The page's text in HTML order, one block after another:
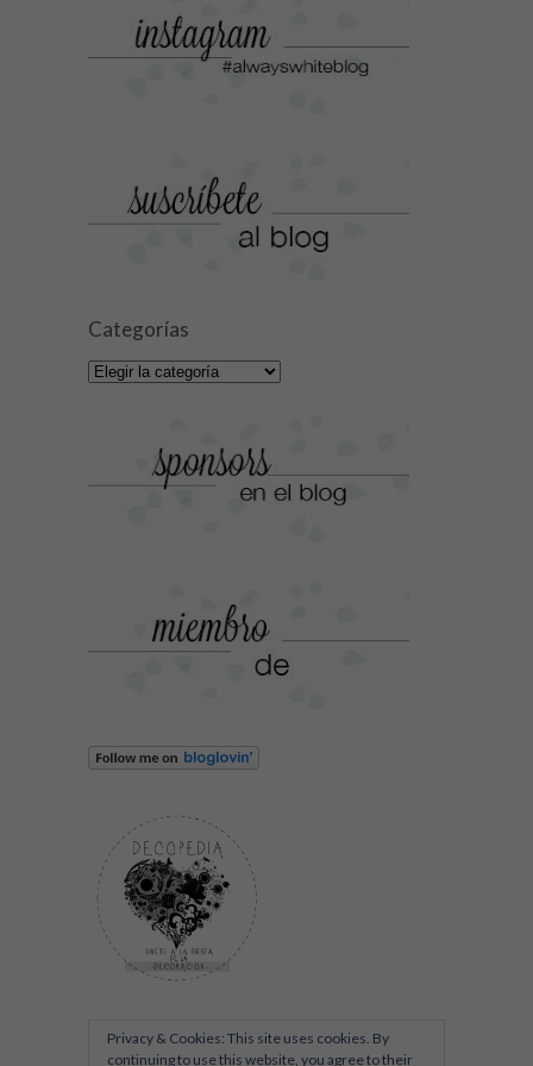
Categorías
Categorías
Privacy & Cookies: This site uses cookies. By
continuing to use this website, you agree to their